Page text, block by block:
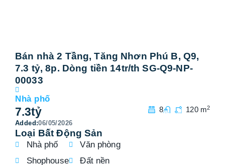
Bán nhà 2 Tầng, Tăng Nhơn Phú B, Q9,
7.3 tỷ, 8p. Dòng tiền 14tr/th SG-Q9-NP-
00033
Nhà phố
7.3tỷ 8 120 m2
Added:06/05/2026
Loại Bất Động Sản
Nhà phố
Shophouse
Văn phòng
Đất nền